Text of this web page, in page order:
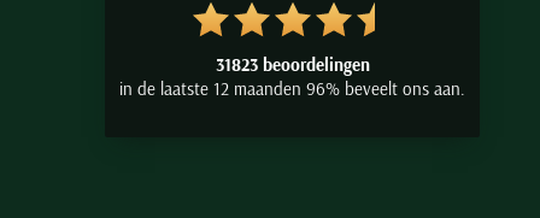
31823 beoordelingen
in de laatste 12 maanden 96% beveelt ons aan.